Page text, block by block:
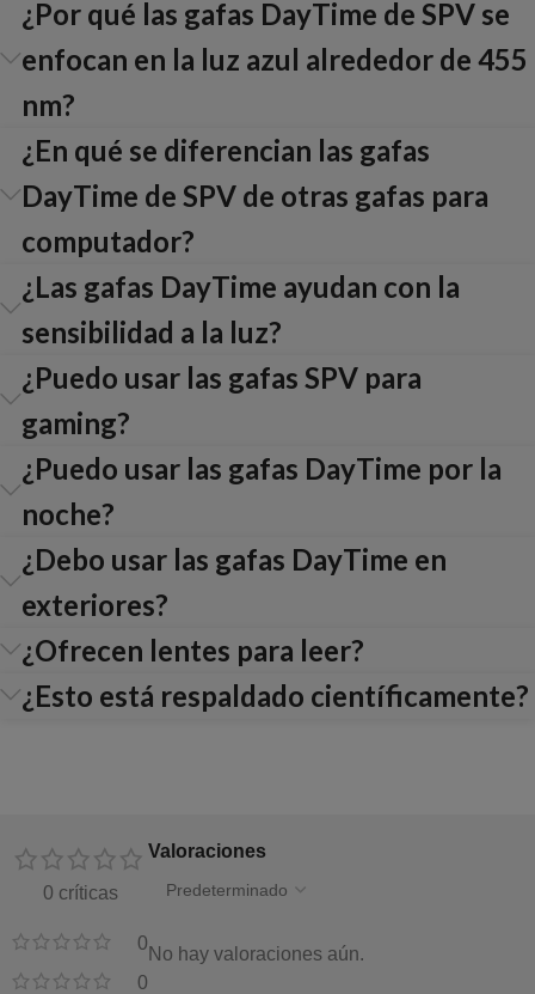
¿Por qué las gafas DayTime de SPV se
enfocan en la luz azul alrededor de 455
nm?
¿En qué se diferencian las gafas
DayTime de SPV de otras gafas para
computador?
¿Las gafas DayTime ayudan con la
sensibilidad a la luz?
¿Puedo usar las gafas SPV para
gaming?
¿Puedo usar las gafas DayTime por la
noche?
¿Debo usar las gafas DayTime en
exteriores?
¿Ofrecen lentes para leer?
¿Esto está respaldado científicamente?
0 críticas
0
0
Valoraciones
No hay valoraciones aún.